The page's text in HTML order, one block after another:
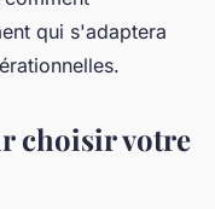
qui s'adaptera
choisir votre